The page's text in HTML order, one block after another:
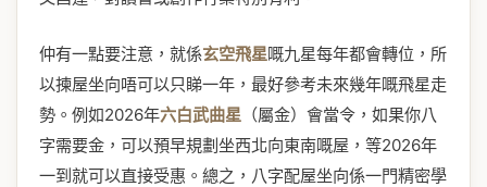
仲有一點要注意，就係玄空飛星嘅九星每年都會轉位，所
以揀屋坐向唔可以只睇一年，最好參考未來幾年嘅飛星走
勢。例如2026年六白武曲星 （屬金）會當令，如果你八
字需要金，可以預早規劃坐西北向東南嘅屋，等2026年
一到就可以直接受惠。總之，八字配屋坐向係一門精密學